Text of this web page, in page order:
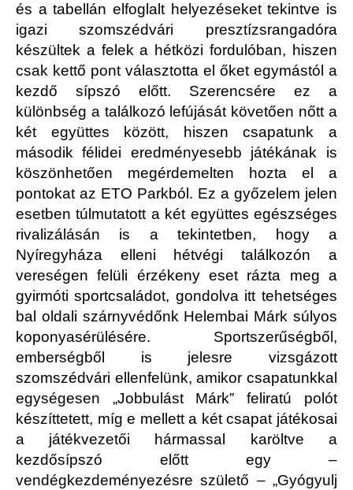
és a tabellán elfoglalt helyezéseket tekintve is
igazi szomszédvári presztízsrangadóra
készültek a felek a hétközi fordulóban, hiszen
csak kettő pont választotta el őket egymástól a
kezdő sípszó előtt. Szerencsére ez a
különbség a találkozó lefújását követően nőtt a
két együttes között, hiszen csapatunk a
második félidei eredményesebb játékának is
köszönhetően megérdemelten hozta el a
pontokat az ETO Parkból. Ez a győzelem jelen
esetben túlmutatott a két együttes egészséges
rivalizálásán is a tekintetben, hogy a
Nyíregyháza elleni hétvégi találkozón a
vereségen felüli érzékeny eset rázta meg a
gyirmóti sportcsaládot, gondolva itt tehetséges
bal oldali szárnyvédőnk Helembai Márk súlyos
koponyasérülésére. Sportszerűségből,
emberségből is jelesre vizsgázott
szomszédvári ellenfelünk, amikor csapatunkkal
egységesen „Jobbulást Márk” feliratú polót
készíttetett, míg e mellett a két csapat játékosai
a játékvezetői hármassal karöltve a
kezdősípszó előtt egy –
vendégkezdeményezésre születő – „Gyógyulj